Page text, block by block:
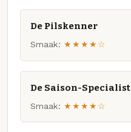
De Pilskenner
Smaak: ★★★★☆
De Saison-Specialist
Smaak: ★★★★☆